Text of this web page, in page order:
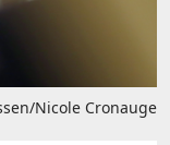
Nicole Cronauge